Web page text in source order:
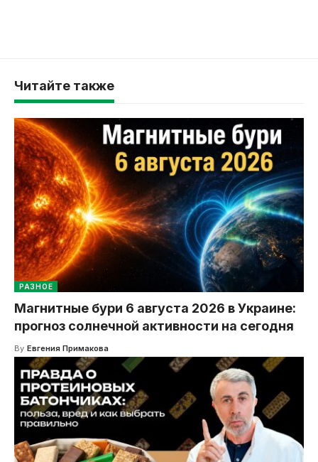
Читайте также
РАЗНОЕ
Магнитные бури 6 августа 2026 в Украине:
прогноз солнечной активности на сегодня
By Евгения Примакова